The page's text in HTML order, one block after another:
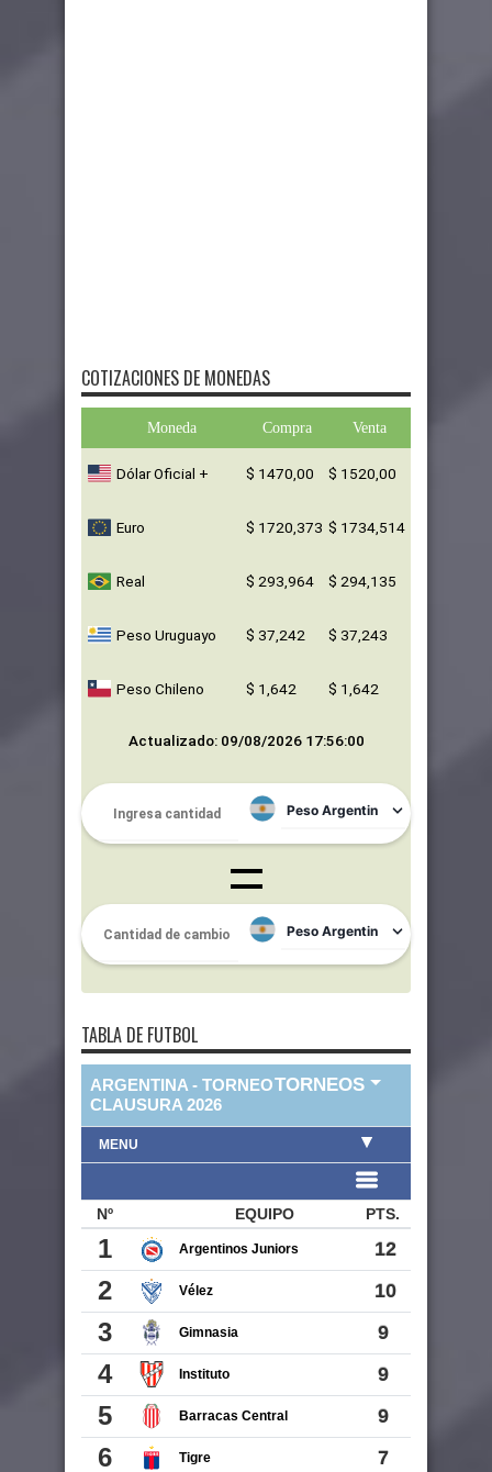
COTIZACIONES DE MONEDAS
Moneda Compra Venta
Dólar Oficial + $ 1470,00 $ 1520,00
Euro $ 1720,373 $ 1734,514
Real $ 293,964 $ 294,135
Peso Uruguayo $ 37,242 $ 37,243
Peso Chileno $ 1,642 $ 1,642
Actualizado: 09/08/2026 17:56:00
TABLA DE FUTBOL